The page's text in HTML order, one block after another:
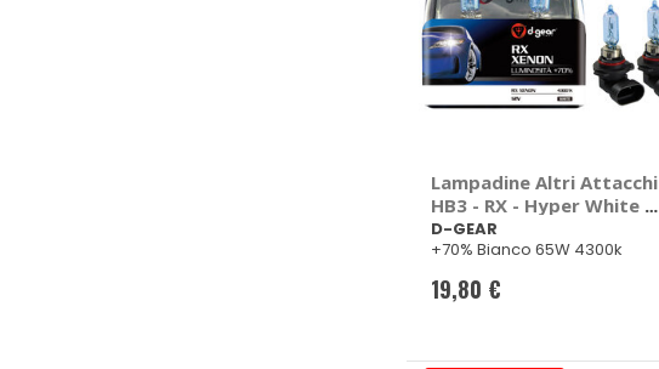
Lampadine Altri Attacchi
HB3 - RX - Hyper White -
D-GEAR
D-GEAR
+70% Bianco 65W 4300k
19,80 €